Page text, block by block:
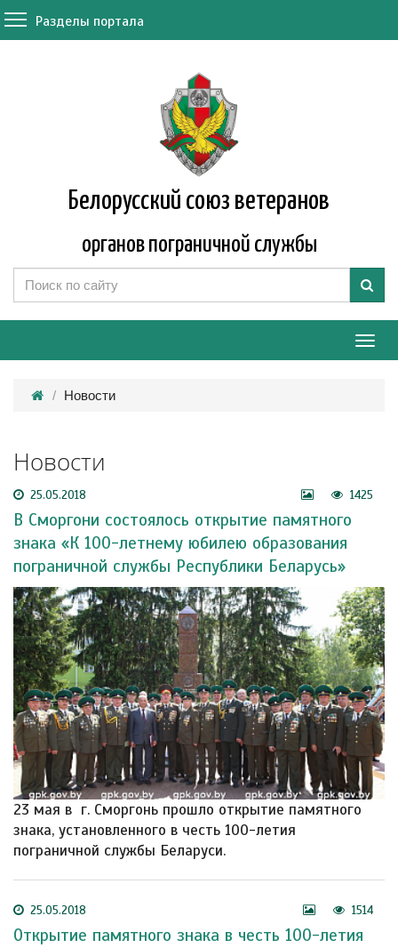
Разделы портала
Белорусский союз ветеранов
органов пограничной службы
Новости
Новости
25.05.2018 1425
В Сморгони состоялось открытие памятного
знака «К 100-летнему юбилею образования
пограничной службы Республики Беларусь»
23 мая в г. Сморгонь прошло открытие памятного
знака, установленного в честь 100-летия
пограничной службы Беларуси.
25.05.2018 1514
Открытие памятного знака в честь 100-летия